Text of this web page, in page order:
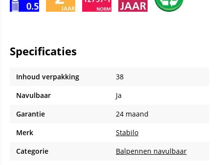
Specificaties
Inhoud verpakking
38
Navulbaar
Ja
Garantie
24 maand
Merk
Stabilo
Categorie
Balpennen navulbaar